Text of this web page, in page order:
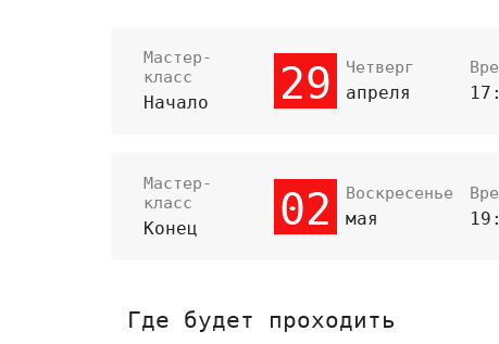
Мастер-
класс
Начало 29 Четверг
апреля
Мастер-
класс
Конец 02 Воскресенье
мая
Где будет проходить